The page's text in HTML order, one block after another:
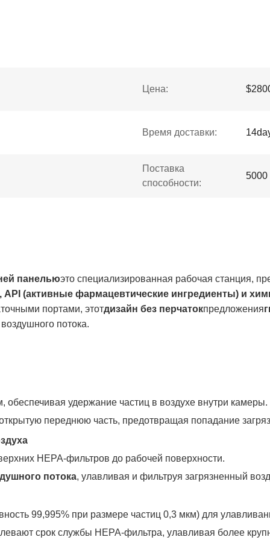
Цена:
Время доставки:
Поставка
способности:
5000
панельюэто специализированная рабочая станция,
(активные фармацевтические ингредиенты) и
портами, этотдизайн без перчатокпредложения
потока.
удержание частиц в воздухе внутри камеры.
переднюю часть, предотвращая попадание
HEPA-фильтров до рабочей поверхности.
потока, улавливая и фильтруя загрязненный
99,995% при размере частиц 0,3 мкм) для
срок службы HEPA-фильтра, улавливая более